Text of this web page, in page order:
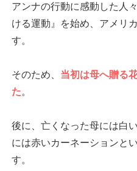
アンナの行動に感動した人
ける運動』を始め、アメリ
す。
そのため、 当初は母へ贈る
た。
後に、亡くなった母には白
には赤いカーネーションと
す。